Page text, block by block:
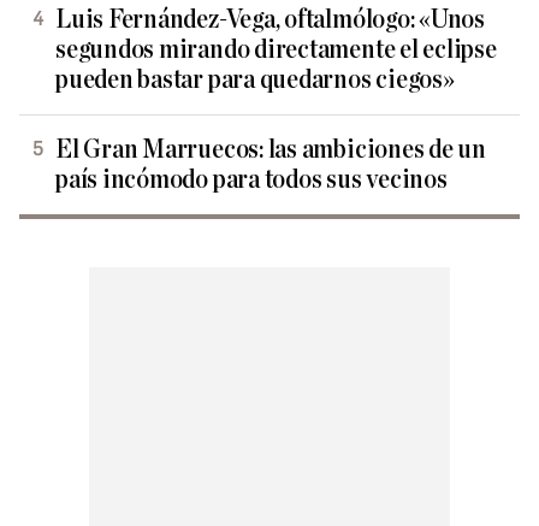
Luis Fernández-Vega, oftalmólogo: «Unos
segundos mirando directamente el eclipse
pueden bastar para quedarnos ciegos»
El Gran Marruecos: las ambiciones de un
país incómodo para todos sus vecinos